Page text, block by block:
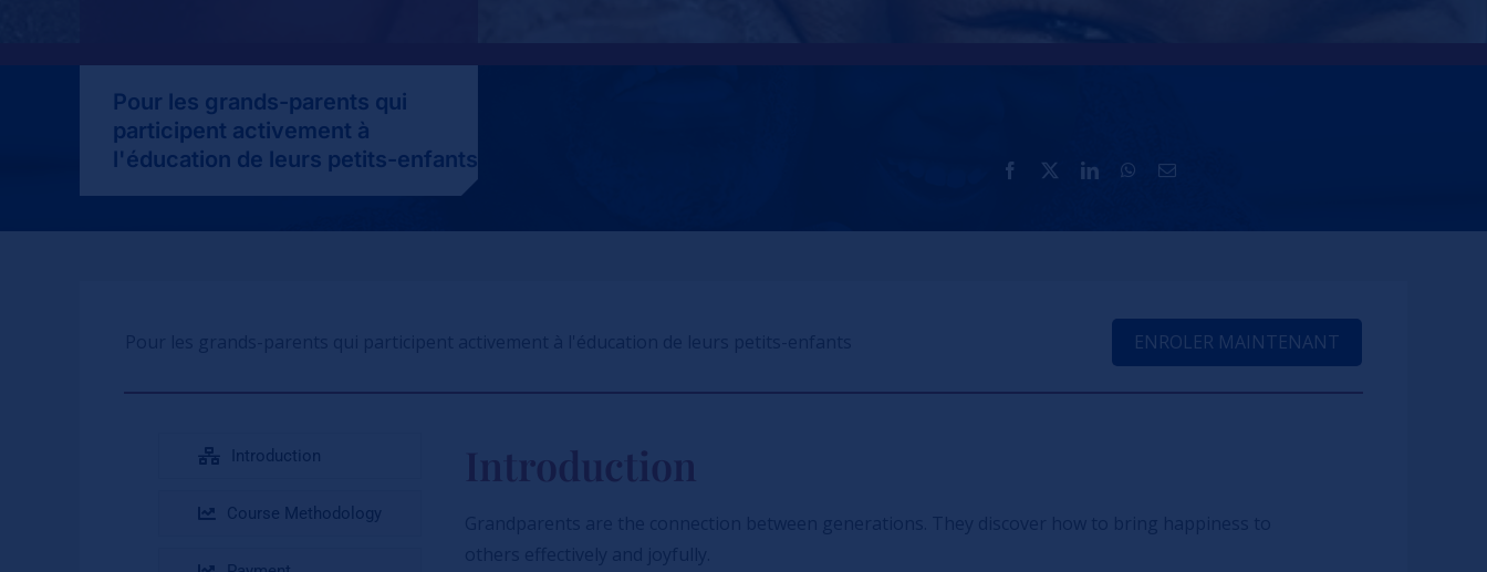
Pour les grands-parents qui
participent activement à
l'éducation de leurs petits-enfants
ENROLER MAINTENANT
Introduction
Course Methodology
Introduction